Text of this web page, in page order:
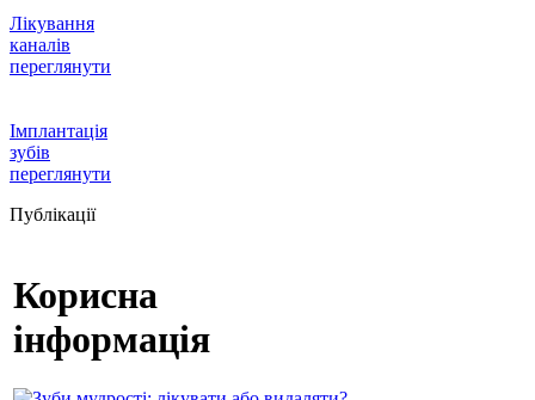
Лікування
каналів
переглянути
Імплантація
зубів
переглянути
Публікації
Корисна
інформація